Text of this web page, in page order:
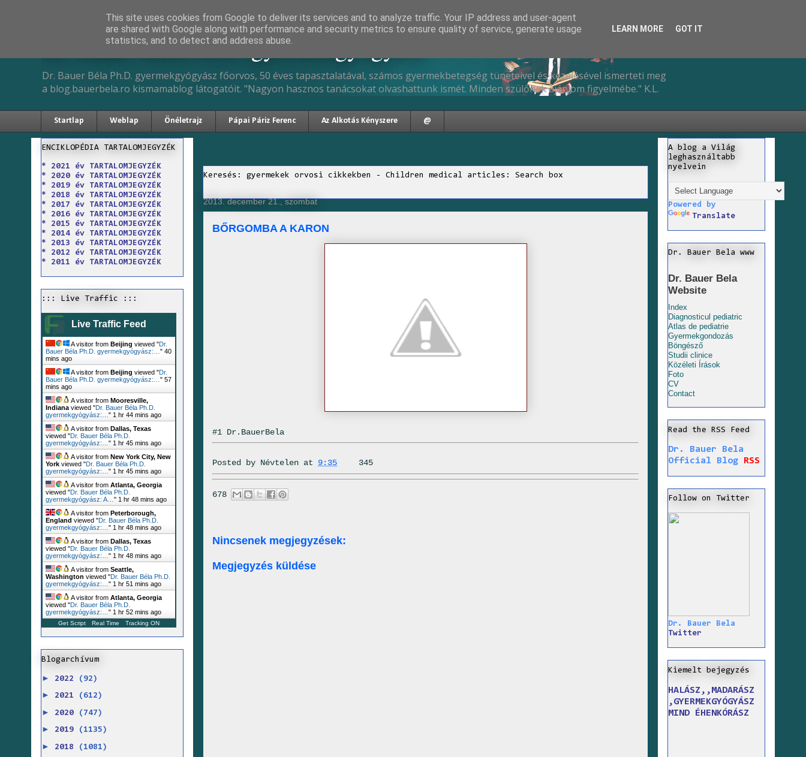
Dr. Bauer Béla Ph.D. gyermekgyógyász
Dr. Bauer Béla Ph.D. gyermekgyógyász főorvos, 50 éves tapasztalatával, számos gyermekbetegség tüneteivel és kezelésével ismerteti meg
a blog.bauerbela.ro kismamablog látogatóit. "Nagyon hasznos tanácsokat olvashattunk ismét. Minden szülőnek ajánlom figyelmébe." K.L.
Startlap Weblap Önéletrajz Pápai Páriz Ferenc Az Alkotás Kényszere @
Keresés: gyermekek orvosi cikkekben - Children medical articles: Search box
2013. december 21., szombat
BŐRGOMBA A KARON
#1 Dr.BauerBela
Posted by Névtelen at 9:35 345
678
Nincsenek megjegyzések:
Megjegyzés küldése
ENCIKLOPÉDIA TARTALOMJEGYZÉK
* 2021 év TARTALOMJEGYZÉK
* 2020 év TARTALOMJEGYZÉK
* 2019 év TARTALOMJEGYZÉK
* 2018 év TARTALOMJEGYZÉK
* 2017 év TARTALOMJEGYZÉK
* 2016 év TARTALOMJEGYZÉK
* 2015 év TARTALOMJEGYZÉK
* 2014 év TARTALOMJEGYZÉK
* 2013 év TARTALOMJEGYZÉK
* 2012 év TARTALOMJEGYZÉK
* 2011 év TARTALOMJEGYZÉK
::: Live Traffic :::
Live Traffic Feed
A visitor from Beijing viewed "Dr.
Bauer Béla Ph.D. gyermekgyógyász:… " 40
mins ago
A visitor from Beijing viewed "Dr.
Bauer Béla Ph.D. gyermekgyógyász:… " 57
mins ago
A visitor from Mooresville,
Indiana viewed "Dr. Bauer Béla Ph.D.
gyermekgyógyász:… " 1 hr 44 mins ago
A visitor from Dallas, Texas
viewed "Dr. Bauer Béla Ph.D.
gyermekgyógyász:… " 1 hr 45 mins ago
A visitor from New York City, New
York viewed "Dr. Bauer Béla Ph.D.
gyermekgyógyász:… " 1 hr 45 mins ago
A visitor from Atlanta, Georgia
viewed "Dr. Bauer Béla Ph.D.
gyermekgyógyász: A… " 1 hr 48 mins ago
A visitor from Peterborough,
England viewed "Dr. Bauer Béla Ph.D.
gyermekgyógyász:… " 1 hr 48 mins ago
A visitor from Dallas, Texas
viewed "Dr. Bauer Béla Ph.D.
gyermekgyógyász:… " 1 hr 48 mins ago
A visitor from Seattle,
Washington viewed "Dr. Bauer Béla Ph.D.
gyermekgyógyász:… " 1 hr 52 mins ago
A visitor from Atlanta, Georgia
viewed "Dr. Bauer Béla Ph.D.
gyermekgyógyász:… " 1 hr 52 mins ago
Get Script Real Time Tracking ON
Blogarchívum
► 2022 (92)
► 2021 (612)
► 2020 (747)
► 2019 (1135)
► 2018 (1081)
A blog a Világ
leghasználtabb
nyelvein
Powered by
Translate
Dr. Bauer Bela www
Dr. Bauer Bela
Website
Index
Diagnosticul pediatric
Atlas de pediatrie
Gyermekgondozás
Böngésző
Studii clinice
Közéleti Írások
Foto
CV
Contact
Read the RSS Feed
Dr. Bauer Bela
Official Blog
RSS
Follow on Twitter
Dr. Bauer Bela
Twitter
Kiemelt bejegyzés
HALÁSZ,,MADARÁSZ
,GYERMEKGYÓGYÁSZ
MIND ÉHENKÓRÁSZ
This site uses cookies from Google to deliver its services and to analyze traffic. Your IP address and user-agent
are shared with Google along with performance and security metrics to ensure quality of service, generate usage
statistics, and to detect and address abuse.
LEARN MORE GOT IT